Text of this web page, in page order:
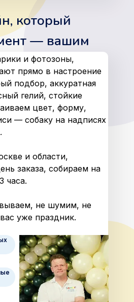
который
— вашим
и фотозоны,
прямо в настроение
подбор, аккуратная
гелий, стойкие
цвет, форму,
— собаку на надписях
и области,
заказа, собираем на
часа.
не шумим, не
уже праздник.